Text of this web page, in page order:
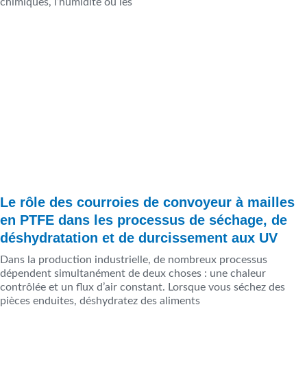
chimiques, l’humidité ou les
Le rôle des courroies de convoyeur à mailles
en PTFE dans les processus de séchage, de
déshydratation et de durcissement aux UV
Dans la production industrielle, de nombreux processus
dépendent simultanément de deux choses : une chaleur
contrôlée et un flux d’air constant. Lorsque vous séchez des
pièces enduites, déshydratez des aliments